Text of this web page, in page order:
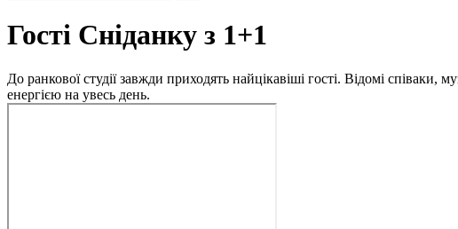
Гості Сніданку з 1+1
До ранкової студії завжди приходять найцікавіші гості. Відомі
енергією на увесь день.